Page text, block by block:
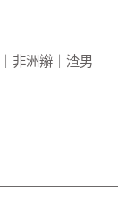
非洲辮
渣男